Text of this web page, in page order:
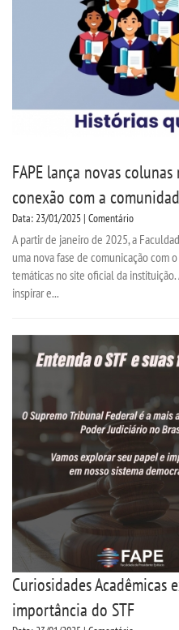
FAPE lança novas
conexão com a
Data: 23/01/2025 | Comentário
A partir de janeiro de 2025, a
uma nova fase de comunicação com
temáticas no site oficial da
inspirar e...
Curiosidades Acadêmicas
importância do STF